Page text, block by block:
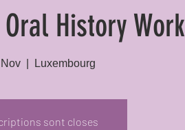
Oral History
Luxembourg
sont closes